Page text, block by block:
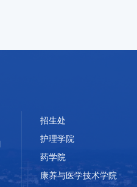
招生处
护理学院
药学院
康养与医学技术学院